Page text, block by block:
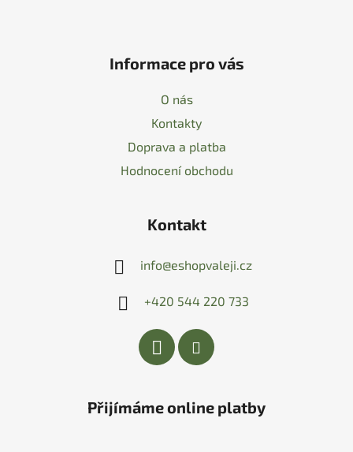
Informace pro vás
O nás
Kontakty
Doprava a platba
Hodnocení obchodu
Kontakt
info@eshopvaleji.cz
+420 544 220 733
Přijímáme online platby